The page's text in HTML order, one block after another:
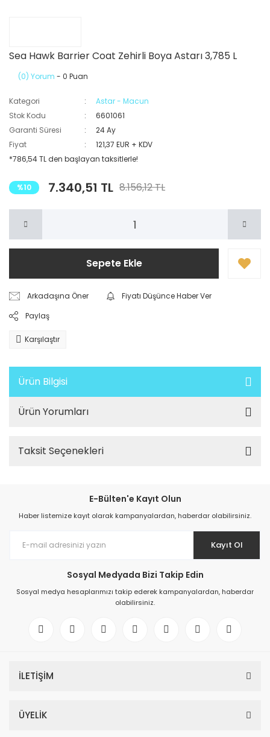
Sea Hawk Barrier Coat Zehirli Boya Astarı 3,785 L
(0) Yorum - 0 Puan
Kategori
Astar - Macun
Stok Kodu
6601061
Garanti Süresi
24 Ay
Fiyat
121,37 EUR + KDV
*786,54 TL den başlayan taksitlerle!
%10 7.340,51 TL 8.156,12 TL
Sepete Ekle
Arkadaşına Öner
Fiyatı Düşünce Haber Ver
Paylaş
Karşılaştır
Ürün Bilgisi
Ürün Yorumları
Taksit Seçenekleri
E-Bülten'e Kayıt Olun
Haber listemize kayıt olarak kampanyalardan, haberdar olabilirsiniz.
Kayıt Ol
Sosyal Medyada Bizi Takip Edin
Sosyal medya hesaplarımızı takip ederek kampanyalardan, haberdar
olabilirsiniz.
İLETİŞİM
ÜYELİK